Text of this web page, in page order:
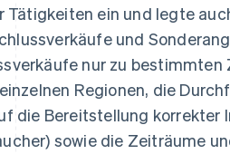
Tätigkeiten ein und legte
und
nur zu
Regionen, die
die Bereitstellung korrekter
sowie die Zeiträume